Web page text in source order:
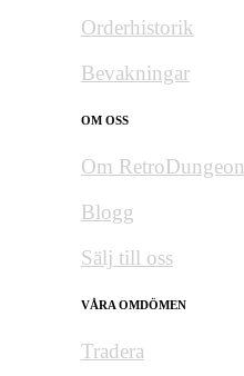
Orderhistorik
Bevakningar
OM OSS
Om RetroDungeon
Blogg
Sälj till oss
VÅRA OMDÖMEN
Tradera